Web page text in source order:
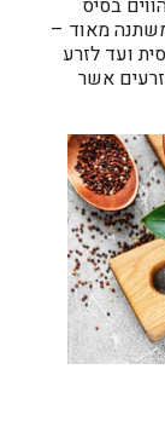
בסיס
מאוד –
ועד לזרע
אשר